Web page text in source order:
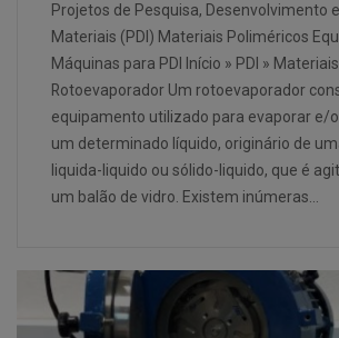
Projetos de Pesquisa, Desenvolvimento
Materiais (PDI) Materiais Poliméricos
Máquinas para PDI Início » PDI »
Rotoevaporador Um rotoevaporador
equipamento utilizado para evaporar e/
um determinado líquido, originário de
liquida-liquido ou sólido-liquido, que é
um balão de vidro. Existem inúmeras…